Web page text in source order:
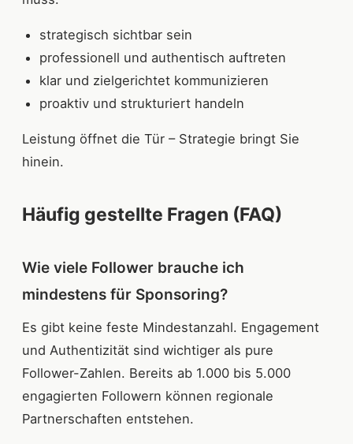
strategisch sichtbar sein
professionell und authentisch auftreten
klar und zielgerichtet kommunizieren
proaktiv und strukturiert handeln
Leistung öffnet die Tür – Strategie bringt Sie
hinein.
Häufig gestellte Fragen (FAQ)
Wie viele Follower brauche ich
mindestens für Sponsoring?
Es gibt keine feste Mindestanzahl. Engagement
und Authentizität sind wichtiger als pure
Follower-Zahlen. Bereits ab 1.000 bis 5.000
engagierten Followern können regionale
Partnerschaften entstehen.